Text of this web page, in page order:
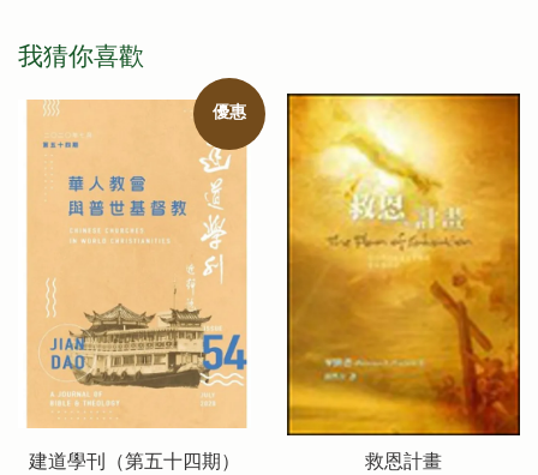
我猜你喜歡
優惠
建道學刊（第五十四期） 救恩計畫